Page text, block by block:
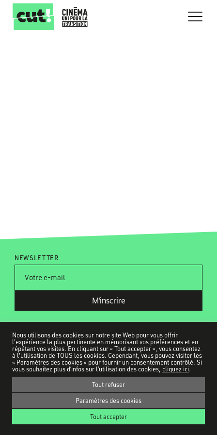
NEWSLETTER
Contact
Ils parlent de nous
Tous nos partenaires
Mentions légales
Politique de confidentialité
CUT! © 2026
Nous utilisons des cookies sur notre site Web pour vous offrir
l'expérience la plus pertinente en mémorisant vos préférences et en
répétant vos visites. En cliquant sur « Tout accepter », vous consentez
à l'utilisation de TOUS les cookies. Cependant, vous pouvez visiter les
« Paramètres des cookies » pour fournir un consentement contrôlé. Si
vous souhaitez plus d’infos sur l’utilisation des cookies, cliquez ici.
Tout refuser
Paramètres des cookies
Tout accepter